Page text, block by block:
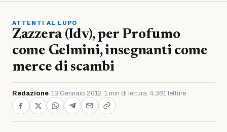
ATTENTI AL LUPO
Zazzera (Idv), per Profumo
come Gelmini, insegnanti come
merce di scambi
Redazione·13 Gennaio 2012 ·1 min di lettura· 4.361 letture